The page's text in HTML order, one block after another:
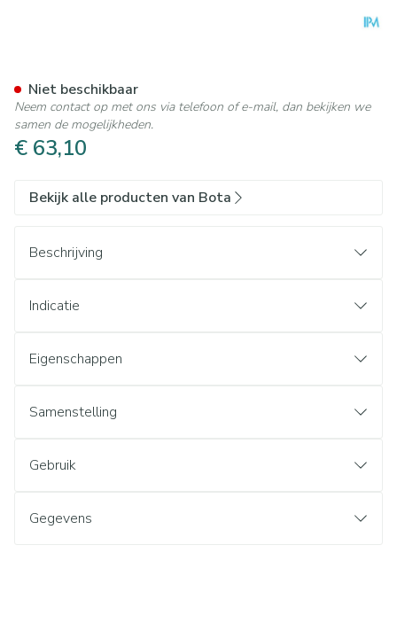
€ 63,10
Niet beschikbaar
Neem contact op met ons via telefoon of e-mail, dan bekijken we
samen de mogelijkheden.
Bekijk alle producten van Bota
Beschrijving
Indicatie
Eigenschappen
Samenstelling
Gebruik
Gegevens